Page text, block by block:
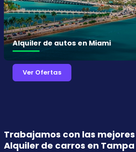
Alquiler de autos en Miami
Ver Ofertas
Trabajamos con las
Alquiler de carros en Tampa